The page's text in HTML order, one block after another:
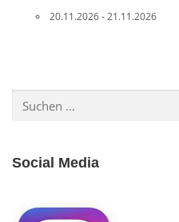
20.11.2026 - 21.11.2026
nach:
Social Media